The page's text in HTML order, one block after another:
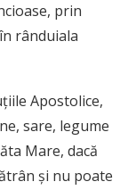
prin
rânduiala
Apostolice,
sare, legume
Mare, dacă
şi nu poate